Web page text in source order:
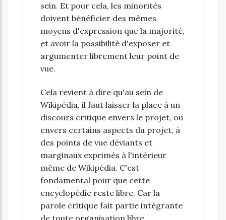
sein. Et pour cela, les minorités
doivent bénéficier des mêmes
moyens d'expression que la majorité,
et avoir la possibilité d'exposer et
argumenter librement leur point de
vue.
Cela revient à dire qu'au sein de
Wikipédia, il faut laisser la place à un
discours critique envers le projet, ou
envers certains aspects du projet, à
des points de vue déviants et
marginaux exprimés à l'intérieur
même de Wikipédia. C'est
fondamental pour que cette
encyclopédie reste libre. Car la
parole critique fait partie intégrante
de toute organisation libre.